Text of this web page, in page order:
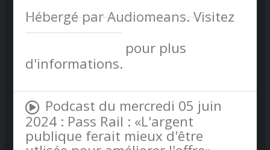
Hébergé par Audiomeans. Visitez
audiomeans.fr/politique-de-
pour plus
d'informations.
Podcast du mercredi 05 juin
2024 : Pass Rail : «L'argent
publique ferait mieux d'être